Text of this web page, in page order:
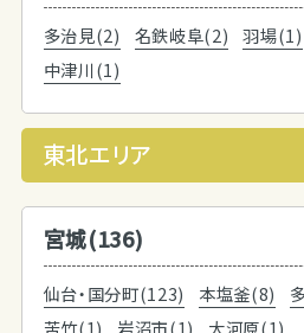
多治見(2) 名鉄岐阜(2) 羽場(1)
中津川(1)
東北エリア
宮城(136)
仙台・国分町(123) 本塩釜(8)
苦竹(1)
岩沼市(1) 大河原(1)